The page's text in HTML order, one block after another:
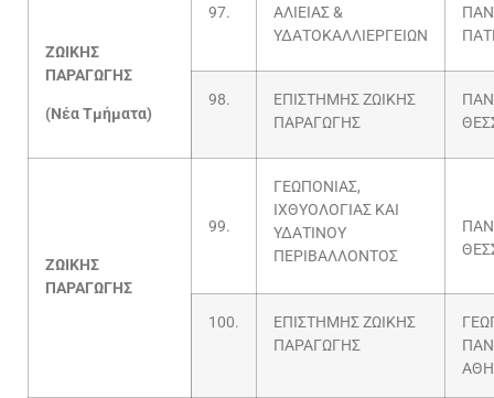
ΖΩΙΚΗΣ
ΠΑΡΑΓΩΓΗΣ
(Νέα Τμήματα)
97.
ΑΛΙΕΙΑΣ &
ΥΔΑΤΟΚΑΛΛΙΕΡΓΕΙΩΝ
98.
ΕΠΙΣΤΗΜΗΣ ΖΩΙΚΗΣ
ΠΑΡΑΓΩΓΗΣ
ΖΩΙΚΗΣ
ΠΑΡΑΓΩΓΗΣ
99.
ΓΕΩΠΟΝΙΑΣ,
ΙΧΘΥΟΛΟΓΙΑΣ ΚΑΙ
ΥΔΑΤΙΝΟΥ
ΠΕΡΙΒΑΛΛΟΝΤΟΣ
100.
ΕΠΙΣΤΗΜΗΣ ΖΩΙΚΗΣ
ΠΑΡΑΓΩΓΗΣ